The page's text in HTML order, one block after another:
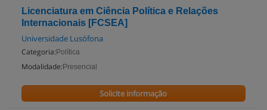
Licenciatura em Ciência Política e Relações
Internacionais [FCSEA]
Universidade Lusófona
Categoria: Política
Modalidade: Presencial
Solicite informação